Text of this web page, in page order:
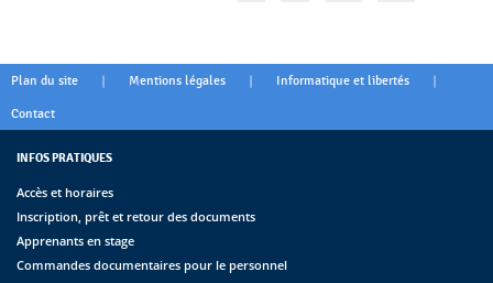
Plan du site | Mentions légales | Informatique et libertés |
Contact
INFOS PRATIQUES
Accès et horaires
Inscription, prêt et retour des documents
Apprenants en stage
Commandes documentaires pour le personnel